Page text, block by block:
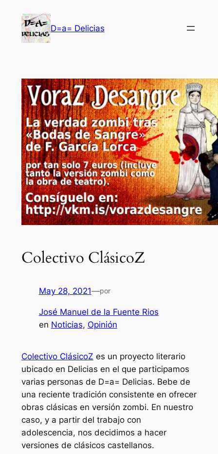
contenido
D=a= Delicias
Colectivo ClásicoZ
May 28, 2021—por
José Manuel de la Fuente Rios
en Noticias, Opinión
Colectivo ClásicoZ es un proyecto literario
ubicado en Delicias en el que participamos
varias personas de D=a= Delicias. Bebe de
una reciente tradición consistente en ofrecer
obras clásicas en versión zombi. En nuestro
caso, y a partir del trabajo con
adolescencia, nos decidimos a hacer
versiones de clásicos castellanos.